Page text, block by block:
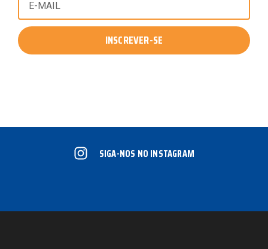
INSCREVER-SE
SIGA-NOS NO INSTAGRAM